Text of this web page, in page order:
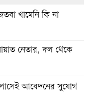
খামেনি কি না
নেতার, দল থেকে
পাসেই আবেদনের সুযোগ